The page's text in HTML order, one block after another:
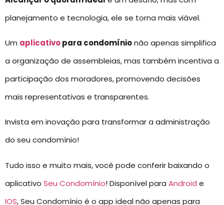
planejamento e tecnologia, ele se torna mais viável.
Um aplicativopara condomínionão apenas simplifica
a organização de assembleias, mas também incentiva a
participação dos moradores, promovendo decisões
mais representativas e transparentes.
Invista em inovação para transformar a administração
do seu condomínio!
Tudo isso e muito mais, você pode conferir baixando o
aplicativo Seu Condomínio! Disponível para Android e
IOS, Seu Condomínio é o app ideal não apenas para